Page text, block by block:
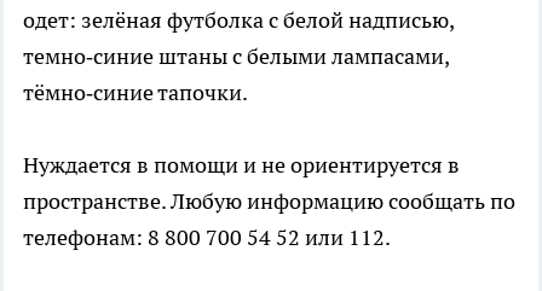
одет: зелёная футболка с белой надписью,
темно‑синие штаны с белыми лампасами,
тёмно‑синие тапочки.
Нуждается в помощи и не ориентируется в
пространстве. Любую информацию сообщать по
телефонам: 8 800 700 54 52 или 112.